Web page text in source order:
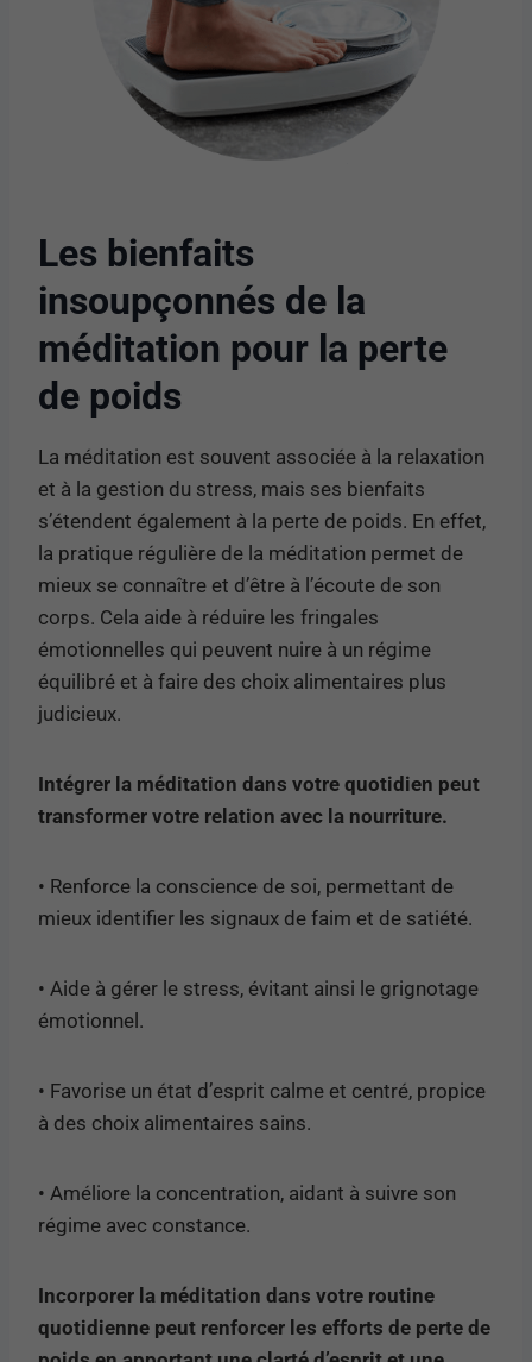
Les bienfaits
insoupçonnés de la
méditation pour la perte
de poids
La méditation est souvent associée à la relaxation
et à la gestion du stress, mais ses bienfaits
s’étendent également à la perte de poids. En effet,
la pratique régulière de la méditation permet de
mieux se connaître et d’être à l’écoute de son
corps. Cela aide à réduire les fringales
émotionnelles qui peuvent nuire à un régime
équilibré et à faire des choix alimentaires plus
judicieux.
Intégrer la méditation dans votre quotidien peut
transformer votre relation avec la nourriture.
• Renforce la conscience de soi, permettant de
mieux identifier les signaux de faim et de satiété.
• Aide à gérer le stress, évitant ainsi le grignotage
émotionnel.
• Favorise un état d’esprit calme et centré, propice
à des choix alimentaires sains.
• Améliore la concentration, aidant à suivre son
régime avec constance.
Incorporer la méditation dans votre routine
quotidienne peut renforcer les efforts de perte de